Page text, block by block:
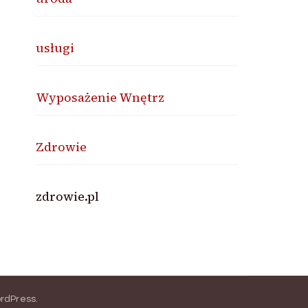
usługi
Wyposażenie Wnętrz
Zdrowie
zdrowie.pl
.